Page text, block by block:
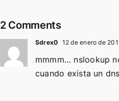
2 Comments
Sdrex0 12 de enero de
mmmm… nslookup
cuando exista un